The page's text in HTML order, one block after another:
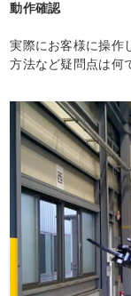
動作確認
実際にお客様に操作
方法など疑問点は何